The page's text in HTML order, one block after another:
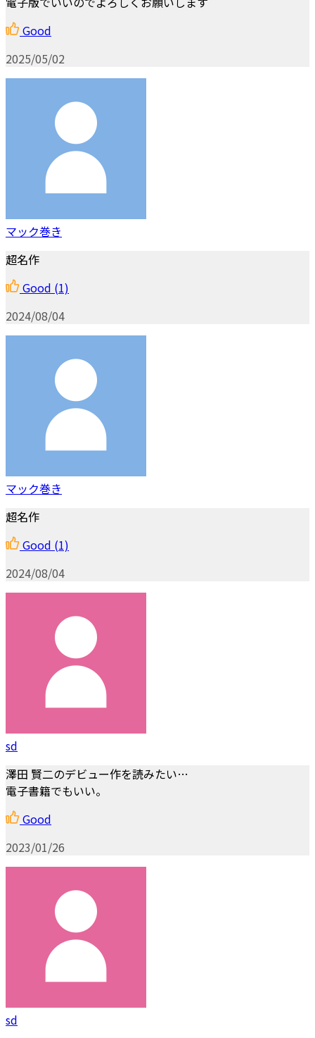
Good
2025/05/02
マック巻き
超名作
Good (1)
2024/08/04
マック巻き
超名作
Good (1)
2024/08/04
sd
澤田 賢二のデビュー作を読みたい…
電子書籍でもいい。
Good
2023/01/26
sd